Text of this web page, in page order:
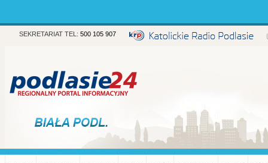
SEKRETARIAT TEL: 500 105 907